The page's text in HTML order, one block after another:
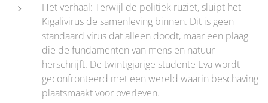
Het verhaal: Terwijl de politiek ruziet, sluipt het
Kigalivirus de samenleving binnen. Dit is geen
standaard virus dat alleen doodt, maar een plaag
die de fundamenten van mens en natuur
herschrijft. De twintigjarige studente Eva wordt
geconfronteerd met een wereld waarin beschaving
plaatsmaakt voor overleven.